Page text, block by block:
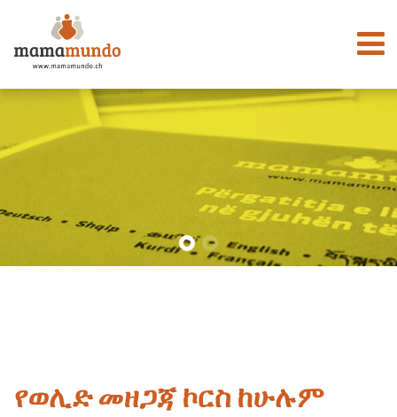
የወሊድ መዘጋጃ ኮርስ ከሁሉም